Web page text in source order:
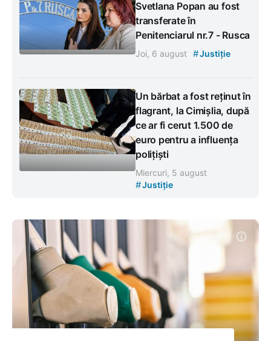
Svetlana Popan au fost
transferate în
Penitenciarul nr.7 - Rusca
Joi, 6 august #Justiție
Un bărbat a fost reținut în
flagrant, la Cimișlia, după
ce ar fi cerut 1.500 de
euro pentru a influența
polițiști
Miercuri, 5 august
#Justiție